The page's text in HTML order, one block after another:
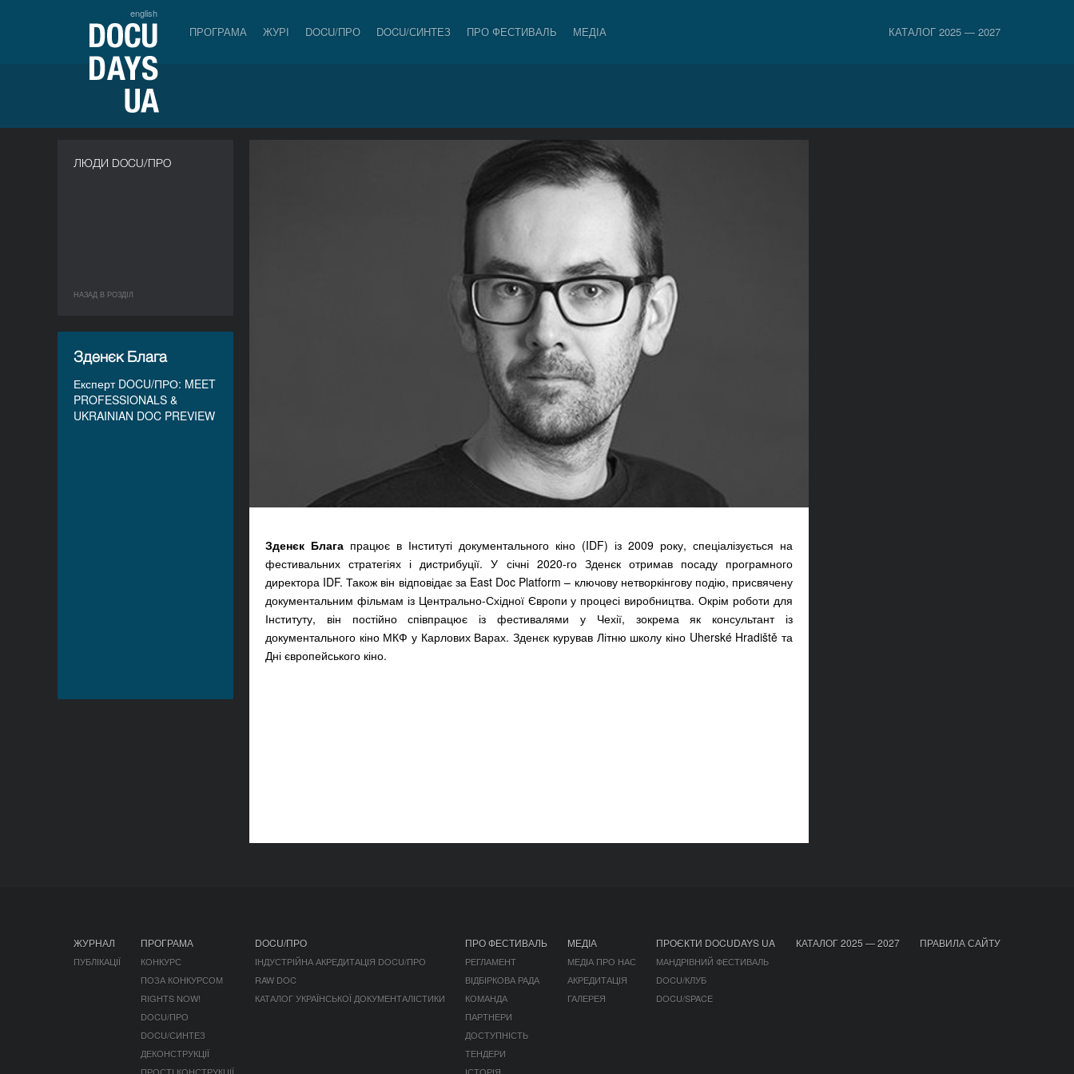
english
ПРОГРАМА ЖУРІ DOCU/ПРО DOCU/СИНТЕЗ ПРО ФЕСТИВАЛЬ МЕДІА КАТАЛОГ 2025 — 2027
ЛЮДИ DOCU/ПРО
НАЗАД В РОЗДIЛ
Зденєк Блага
Експерт DOCU/ПРО: MEET
PROFESSIONALS &
UKRAINIAN DOC PREVIEW
Зденєк Блага працює в Інституті документального кіно (IDF) із 2009 року, спеціалізується на
фестивальних стратегіях і дистрибуції. У січні 2020-го Зденєк отримав посаду програмного
директора IDF. Також він відповідає за East Doc Platform – ключову нетворкінгову подію, присвячену
документальним фільмам із Центрально-Східної Європи у процесі виробництва. Окрім роботи для
Інституту, він постійно співпрацює із фестивалями у Чехії, зокрема як консультант із
документального кіно МКФ у Карлових Варах. Зденєк курував Літню школу кіно Uherské Hradiště та
Дні європейського кіно.
ЖУРНАЛ
ПУБЛІКАЦІЇ
ПРОГРАМА
КОНКУРС
ПОЗА КОНКУРСОМ
RIGHTS NOW!
DOCU/ПРО
DOCU/СИНТЕЗ
ДЕКОНСТРУКЦІЇ
DOCU/ПРО
ІНДУСТРІЙНА АКРЕДИТАЦІЯ DOCU/ПРО
RAW DOC
КАТАЛОГ УКРАЇНСЬКОЇ ДОКУМЕНТАЛІСТИКИ
ПРО ФЕСТИВАЛЬ
РЕГЛАМЕНТ
ВІДБІРКОВА РАДА
КОМАНДА
ПАРТНЕРИ
ДОСТУПНІСТЬ
ТЕНДЕРИ
МЕДІА
МЕДІА ПРО НАС
АКРЕДИТАЦІЯ
ГАЛЕРЕЯ
ПРОЄКТИ DOCUDAYS UA
МАНДРІВНИЙ ФЕСТИВАЛЬ
DOCU/КЛУБ
DOCU/SPACE
КАТАЛОГ 2025 — 2027 ПРАВИЛА САЙТУ